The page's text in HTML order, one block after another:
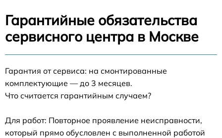
Гарантийные обязательства
сервисного центра в Москве
Гарантия от сервиса: на смонтированные
комплектующие — до 3 месяцев.
Что считается гарантийным случаем?
Для работ: Повторное проявление неисправности,
который прямо обусловлен с выполненной работой